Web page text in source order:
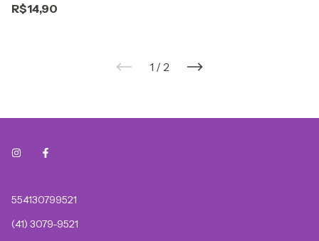
R$14,90
1 / 2
554130799521
(41) 3079-9521